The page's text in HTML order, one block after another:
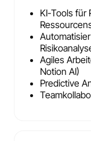
KI-Tools für
Agiles
Notion AI)
Predictive